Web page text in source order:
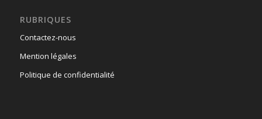
RUBRIQUES
Contactez-nous
Mention légales
Politique de confidentialité